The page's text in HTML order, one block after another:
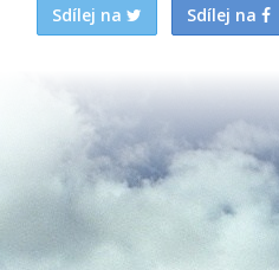
Sdílej na Sdílej na